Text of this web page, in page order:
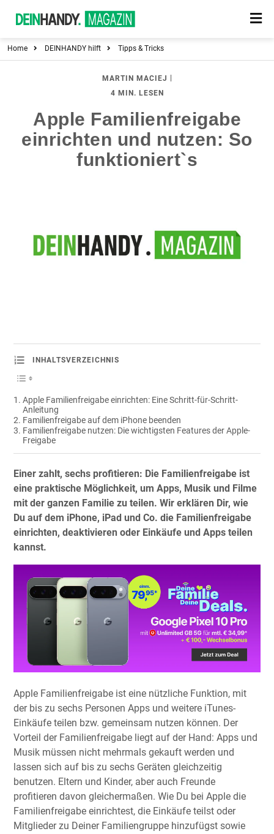
Home DEINHANDY hilft Tipps & Tricks
MARTIN MACIEJ
4 MIN. LESEN
Apple Familienfreigabe
einrichten und nutzen: So
funktioniert`s
INHALTSVERZEICHNIS
Apple Familienfreigabe einrichten: Eine Schritt-für-Schritt-
Anleitung
Familienfreigabe auf dem iPhone beenden
Familienfreigabe nutzen: Die wichtigsten Features der Apple-
Freigabe
Einer zahlt, sechs profitieren: Die Familienfreigabe ist
eine praktische Möglichkeit, um Apps, Musik und Filme
mit der ganzen Familie zu teilen. Wir erklären Dir, wie
Du auf dem iPhone, iPad und Co. die Familienfreigabe
einrichten, deaktivieren oder Einkäufe und Apps teilen
kannst.
Apple Familienfreigabe ist eine nützliche Funktion, mit
der bis zu sechs Personen Apps und weitere iTunes-
Einkäufe teilen bzw. gemeinsam nutzen können. Der
Vorteil der Familienfreigabe liegt auf der Hand: Apps und
Musik müssen nicht mehrmals gekauft werden und
lassen sich auf bis zu sechs Geräten gleichzeitig
benutzen. Eltern und Kinder, aber auch Freunde
profitieren davon gleichermaßen. Wie Du bei Apple die
Familienfreigabe einrichtest, die Einkäufe teilst oder
Mitglieder zu Deiner Familiengruppe hinzufügst sowie